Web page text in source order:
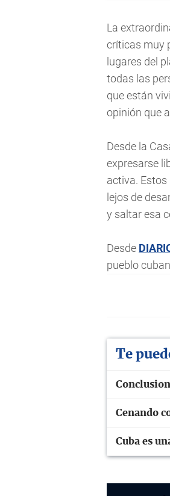
La
críticas muy
lugares del
todas las
que están
opinión que
Desde la
expresarse
activa.
lejos de
y saltar esa
Desde
pueblo
Te
Cenando
Cuba es